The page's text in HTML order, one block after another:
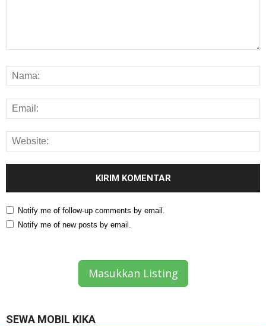
Notify me of follow-up comments by email.
Notify me of new posts by email.
Masukkan Listing
SEWA MOBIL KIKA